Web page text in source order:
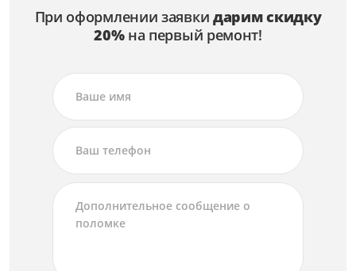
При оформлении заявки дарим скидку
20%на первый ремонт!